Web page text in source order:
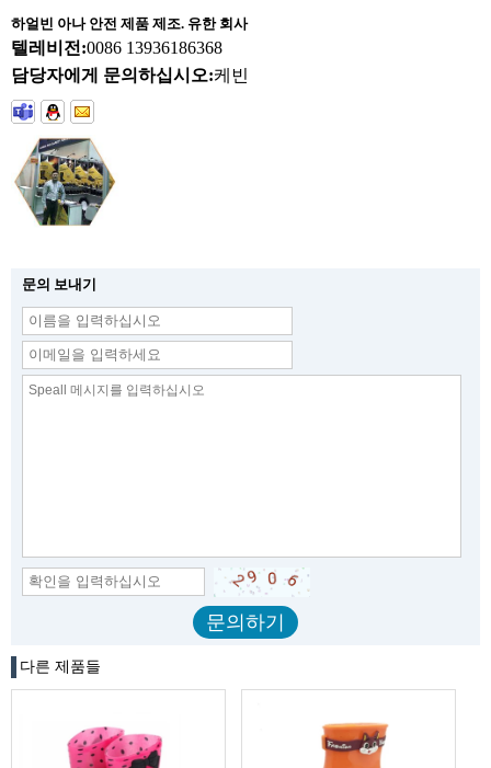
하얼빈 아나 안전 제품 제조. 유한 회사
텔레비전:0086 13936186368
담당자에게 문의하십시오:케빈
문의 보내기
다른 제품들